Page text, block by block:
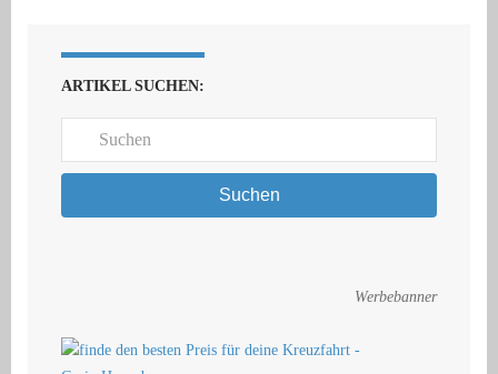
ARTIKEL SUCHEN:
Suchen
Werbebanner